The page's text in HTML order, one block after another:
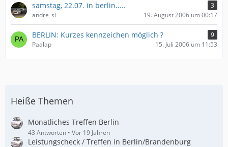
samstag, 22.07. in berlin.....
3
andre_sl
19. August 2006 um 00:17
BERLIN: Kurzes kennzeichen möglich ?
9
Paalap
15. Juli 2006 um 11:53
Heiße Themen
Monatliches Treffen Berlin
43 Antworten Vor 19 Jahren
Leistungscheck / Treffen in Berlin/Brandenburg